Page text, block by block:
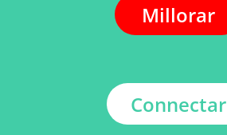
Millorar
Connectar